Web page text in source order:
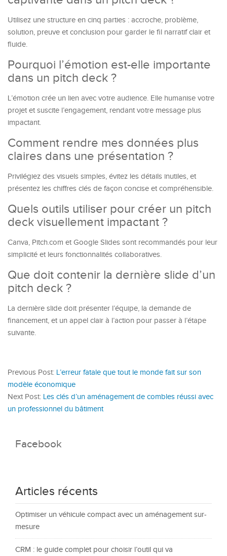
Utilisez une structure en cinq parties : accroche, problème,
solution, preuve et conclusion pour garder le fil narratif clair et
fluide.
Pourquoi l’émotion est-elle importante
dans un pitch deck ?
L’émotion crée un lien avec votre audience. Elle humanise votre
projet et suscite l’engagement, rendant votre message plus
impactant.
Comment rendre mes données plus
claires dans une présentation ?
Privilégiez des visuels simples, évitez les détails inutiles, et
présentez les chiffres clés de façon concise et compréhensible.
Quels outils utiliser pour créer un pitch
deck visuellement impactant ?
Canva, Pitch.com et Google Slides sont recommandés pour leur
simplicité et leurs fonctionnalités collaboratives.
Que doit contenir la dernière slide d’un
pitch deck ?
La dernière slide doit présenter l’équipe, la demande de
financement, et un appel clair à l’action pour passer à l’étape
suivante.
Previous Post: L’erreur fatale que tout le monde fait sur son
modèle économique
Next Post: Les clés d’un aménagement de combles réussi avec
un professionnel du bâtiment
Facebook
Articles récents
Optimiser un véhicule compact avec un aménagement sur-
mesure
CRM : le guide complet pour choisir l’outil qui va